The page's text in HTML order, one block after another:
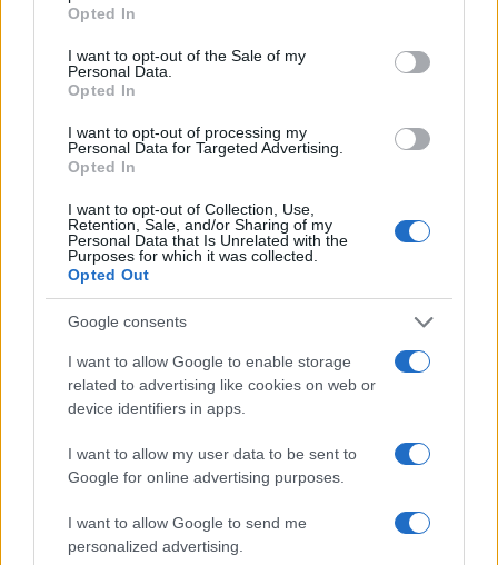
use your data for below specified purposes in below Google
consent section.
Opted In
I want to opt-out of the Sale of my
Personal Data.
Opted In
I want to opt-out of processing my
Personal Data for Targeted Advertising.
Opted In
I want to opt-out of Collection, Use,
Retention, Sale, and/or Sharing of my
Personal Data that Is Unrelated with the
Purposes for which it was collected.
Opted Out
Google consents
I want to allow Google to enable storage
related to advertising like cookies on web or
device identifiers in apps.
I want to allow my user data to be sent to
Google for online advertising purposes.
I want to allow Google to send me
personalized advertising.
TAGS
ΜΠΑΡΤΣΕΛΟΝΑ
ΔΙΕΘΝΗ
10/08/26 - 21:16
Σεισμός 7,5 Ρίχτερ στην Κολομβία: Τουλάχιστον 82 οι
ΠΟΛΙΤΙΣΜΟΣ
10/08/26 - 20:40
ΔΙΕΘΝΗ
Ο Τραμπ απαντά στο αίτημα του Ιράν για πολεμικές
αποζημιώσεις: «Θα απαιτήσουμε και εμείς από εσάς»